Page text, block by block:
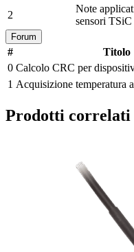
2
Note
sensori TSiC
Forum
# Titolo
0 Calcolo CRC per
1 Acquisizione temperatura
Prodotti correlati